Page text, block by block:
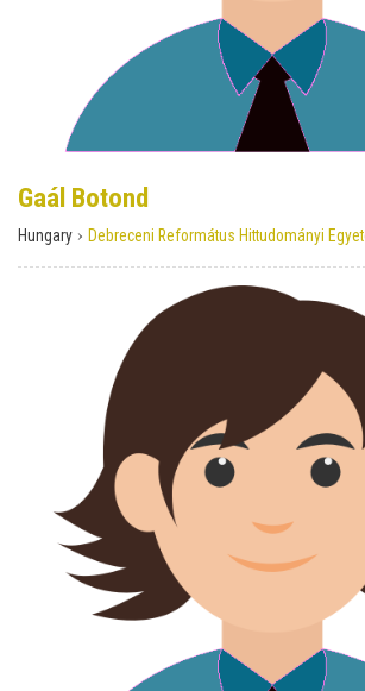
Gaál Botond
Hungary › Debreceni Református Hittudományi